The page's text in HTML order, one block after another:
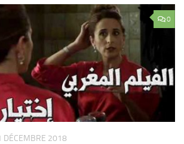
0
DÉCEMBRE 2018